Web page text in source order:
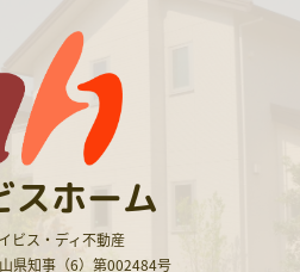
スホーム
イビス・ディ不動産
県知事（6）第002484号